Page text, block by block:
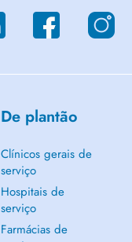
De plantão
Clínicos gerais de
serviço
Hospitais de
serviço
Farmácias de